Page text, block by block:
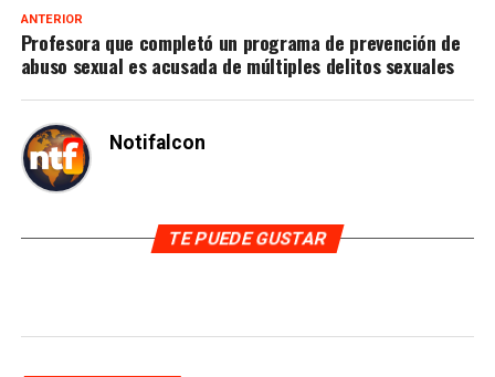
ANTERIOR
Profesora que completó un programa de prevención de
abuso sexual es acusada de múltiples delitos sexuales
Notifalcon
TE PUEDE GUSTAR